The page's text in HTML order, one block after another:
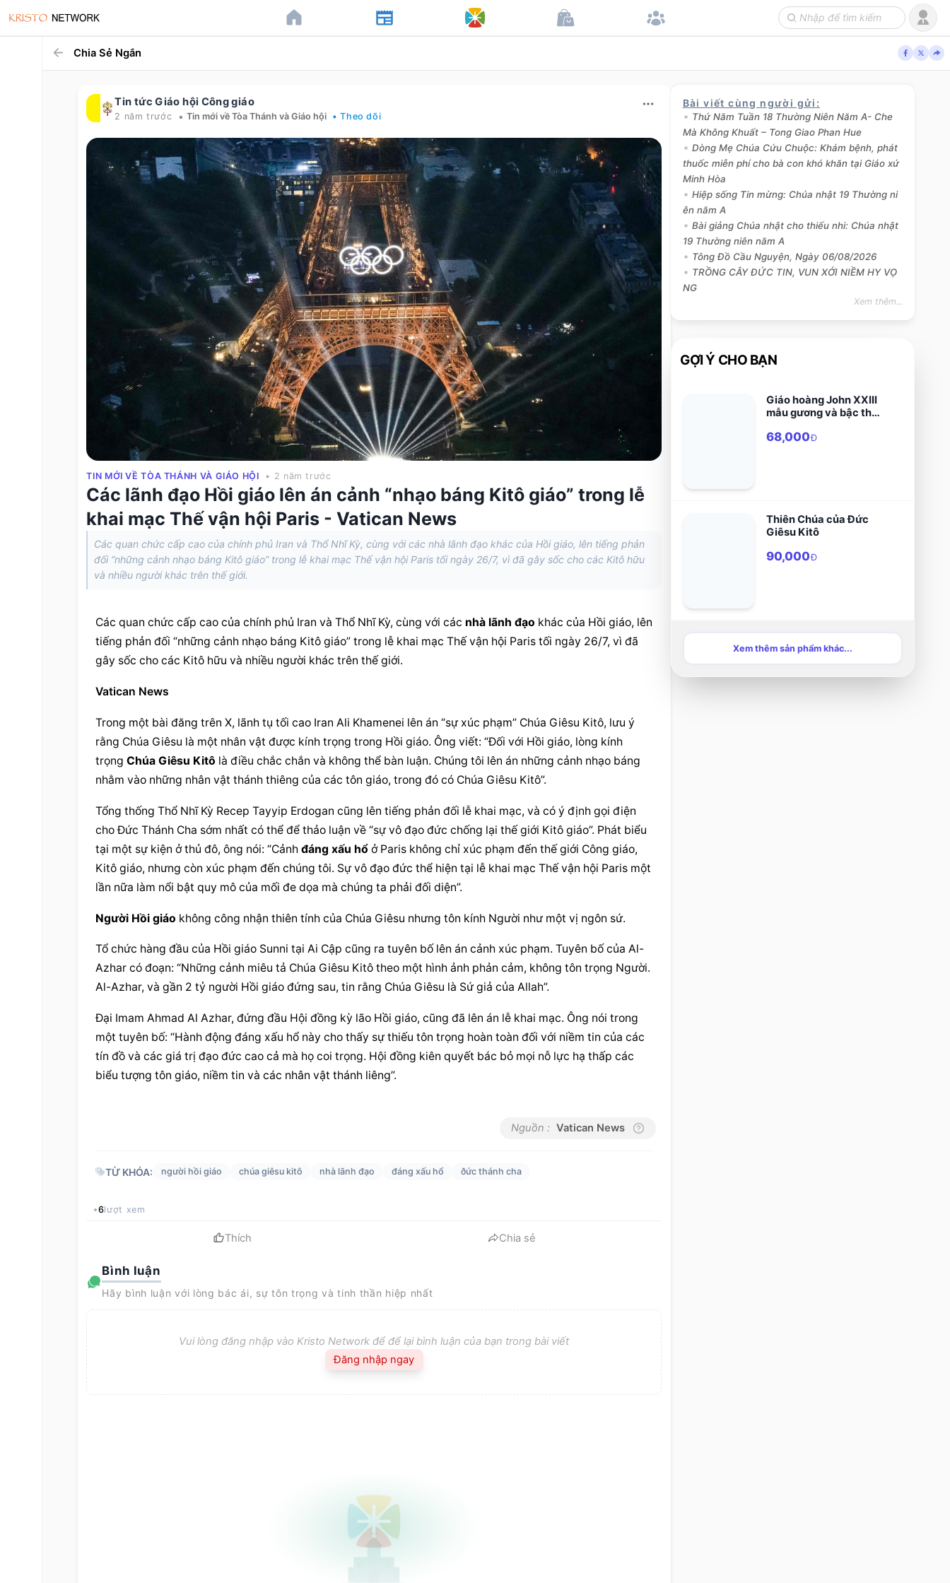
Chia Sẻ Ngắn
Tin tức Giáo hội Công giáo
2 năm trước • Tin mới về Tòa Thánh và Giáo hội • Theo dõi
TIN MỚI VỀ TÒA THÁNH VÀ GIÁO HỘI • 2 năm trước
Các lãnh đạo Hồi giáo lên án cảnh “nhạo báng Kitô giáo” trong lễ
khai mạc Thế vận hội Paris - Vatican News
Các quan chức cấp cao của chính phủ Iran và Thổ Nhĩ Kỳ, cùng với các nhà lãnh đạo khác của Hồi giáo, lên tiếng phản
đối “những cảnh nhạo báng Kitô giáo” trong lễ khai mạc Thế vận hội Paris tối ngày 26/7, vì đã gây sốc cho các Kitô hữu
và nhiều người khác trên thế giới.
Các quan chức cấp cao của chính phủ Iran và Thổ Nhĩ Kỳ, cùng với các nhà lãnh đạo khác của Hồi giáo, lên
tiếng phản đối “những cảnh nhạo báng Kitô giáo” trong lễ khai mạc Thế vận hội Paris tối ngày 26/7, vì đã
gây sốc cho các Kitô hữu và nhiều người khác trên thế giới.
Vatican News
Trong một bài đăng trên X, lãnh tụ tối cao Iran Ali Khamenei lên án “sự xúc phạm” Chúa Giêsu Kitô, lưu ý
rằng Chúa Giêsu là một nhân vật được kính trọng trong Hồi giáo. Ông viết: “Đối với Hồi giáo, lòng kính
trọng Chúa Giêsu Kitô là điều chắc chắn và không thể bàn luận. Chúng tôi lên án những cảnh nhạo báng
nhằm vào những nhân vật thánh thiêng của các tôn giáo, trong đó có Chúa Giêsu Kitô”.
Tổng thống Thổ Nhĩ Kỳ Recep Tayyip Erdogan cũng lên tiếng phản đối lễ khai mạc, và có ý định gọi điện
cho Đức Thánh Cha sớm nhất có thể để thảo luận về “sự vô đạo đức chống lại thế giới Kitô giáo”. Phát biểu
tại một sự kiện ở thủ đô, ông nói: “Cảnh đáng xấu hổ ở Paris không chỉ xúc phạm đến thế giới Công giáo,
Kitô giáo, nhưng còn xúc phạm đến chúng tôi. Sự vô đạo đức thể hiện tại lễ khai mạc Thế vận hội Paris một
lần nữa làm nổi bật quy mô của mối đe dọa mà chúng ta phải đối diện”.
Người Hồi giáo không công nhận thiên tính của Chúa Giêsu nhưng tôn kính Người như một vị ngôn sứ.
Tổ chức hàng đầu của Hồi giáo Sunni tại Ai Cập cũng ra tuyên bố lên án cảnh xúc phạm. Tuyên bố của Al-
Azhar có đoạn: “Những cảnh miêu tả Chúa Giêsu Kitô theo một hình ảnh phản cảm, không tôn trọng Người.
Al-Azhar, và gần 2 tỷ người Hồi giáo đứng sau, tin rằng Chúa Giêsu là Sứ giả của Allah”.
Đại Imam Ahmad Al Azhar, đứng đầu Hội đồng kỳ lão Hồi giáo, cũng đã lên án lễ khai mạc. Ông nói trong
một tuyên bố: “Hành động đáng xấu hổ này cho thấy sự thiếu tôn trọng hoàn toàn đối với niềm tin của các
tín đồ và các giá trị đạo đức cao cả mà họ coi trọng. Hội đồng kiên quyết bác bỏ mọi nỗ lực hạ thấp các
biểu tượng tôn giáo, niềm tin và các nhân vật thánh liêng”.
Nguồn : Vatican News
TỪ KHÓA: người hồi giáo chúa giêsu kitô nhà lãnh đạo đáng xấu hổ ðức thánh cha
6lượt xem
Thích Chia sẻ
Bình luận
Hãy bình luận với lòng bác ái, sự tôn trọng và tinh thần hiệp nhất
Vui lòng đăng nhập vào Kristo Network để để lại bình luận của bạn trong bài viết
Đăng nhập ngay
Bài viết cùng người gửi :
Thứ Năm Tuần 18 Thường Niên Năm A- Che
Mà Không Khuất – Tong Giao Phan Hue
Dòng Mẹ Chúa Cứu Chuộc: Khám bệnh, phát
thuốc miễn phí cho bà con khó khăn tại Giáo xứ
Minh Hòa
Hiệp sống Tin mừng: Chúa nhật 19 Thường ni
ên năm A
Bài giảng Chúa nhật cho thiếu nhi: Chúa nhật
19 Thường niên năm A
Tông Đồ Cầu Nguyện, Ngày 06/08/2026
TRỒNG CÂY ĐỨC TIN, VUN XỚI NIỀM HY VỌ
NG
Xem thêm...
GỢI Ý CHO BẠN
Giáo hoàng John XXIII
mẫu gương và bậc thầy
68,000Đ
Thiên Chúa của Đức
Giêsu Kitô
90,000Đ
Xem thêm sản phẩm khác...